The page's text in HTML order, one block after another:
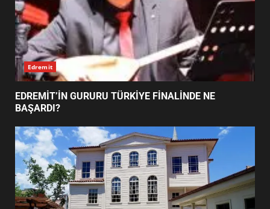
6
BURHANİYE BELEDİYESPOR’DA
YENİ YÖNETİM NASIL
ŞEKİLLENDİ?
BURHANİYE’DE FEN İŞLERİNDEN
DEV HAREKET: NELER
Edremit
EDREMİT’İN GURURU TÜRKİYE FİNALİNDE NE
BAŞARDI?